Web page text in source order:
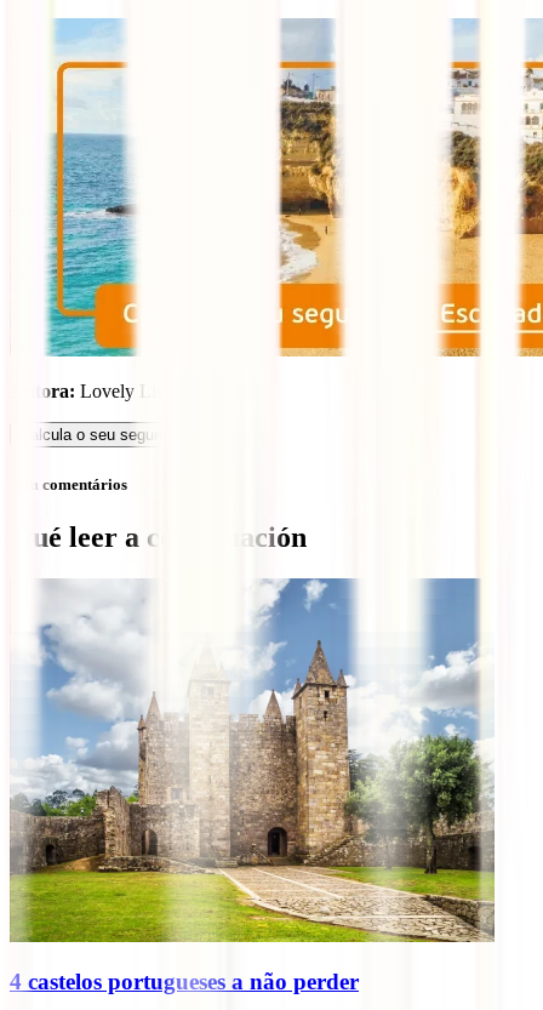
Autora: Lovely Lisbonner
Calcula o seu seguro
Sem comentários
Qué leer a continuación
4 castelos portugueses a não perder